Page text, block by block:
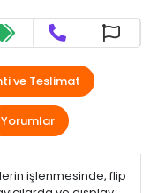
ve Teslimat
Yorumlar
işlenmesinde, flip